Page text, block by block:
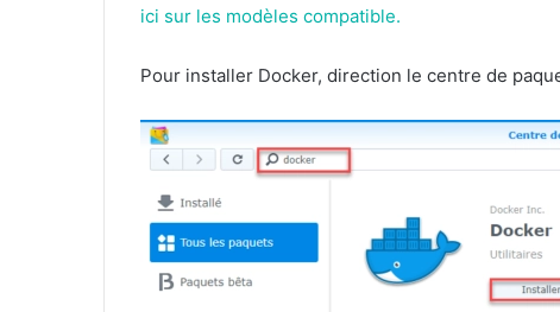
ici sur les modèles compatible.
Pour installer Docker, direction le centre de